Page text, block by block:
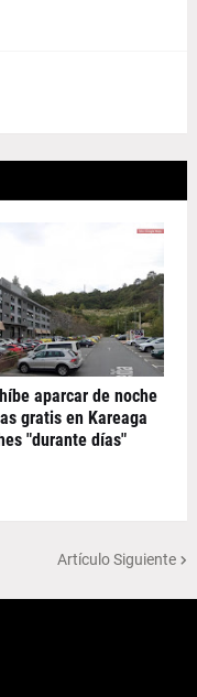
aparcar de noche
gratis en Kareaga
"durante días"
Artículo Siguiente